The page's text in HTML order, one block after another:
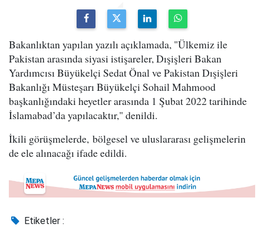
Bakanlıktan yapılan yazılı açıklamada, "Ülkemiz ile
Pakistan arasında siyasi istişareler, Dışişleri Bakan
Yardımcısı Büyükelçi Sedat Önal ve Pakistan Dışişleri
Bakanlığı Müsteşarı Büyükelçi Sohail Mahmood
başkanlığındaki heyetler arasında 1 Şubat 2022 tarihinde
İslamabad’da yapılacaktır," denildi.
İkili görüşmelerde, bölgesel ve uluslararası gelişmelerin
de ele alınacağı ifade edildi.
Etiketler :